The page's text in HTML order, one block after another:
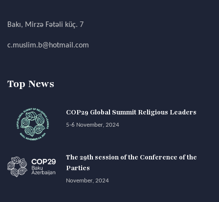
Bakı, Mirzə Fətəli küç. 7
c.muslim.b@hotmail.com
Top News
COP29 Global Summit Religious Leaders
5-6 November, 2024
The 29th session of the Conference of the
Parties
November, 2024